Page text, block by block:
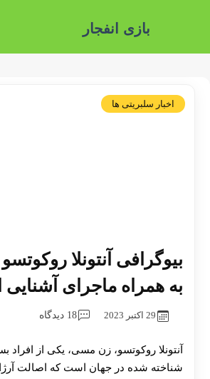
بازی انفجار
اخبار سلبریتی ها
بیوگرافی آنتونلا
به همراه ماجرای آشنایی
29 اکتبر 2023 18 دیدگاه
آنتونلا روکوتسو، زن مسی، یکی از افراد
شناخته شده در جهان است که اصالت